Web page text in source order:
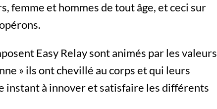
femme et hommes de tout âge, et ceci sur
Easy Relay sont animés par les valeurs
» ils ont chevillé au corps et qui leurs
instant à innover et satisfaire les différents